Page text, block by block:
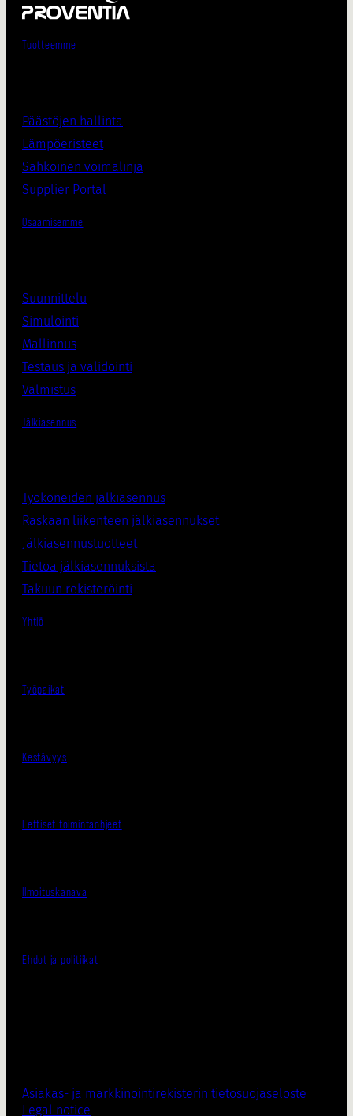
Tuotteemme
Päästöjen hallinta
Lämpöeristeet
Sähköinen voimalinja
Supplier Portal
Osaamisemme
Suunnittelu
Simulointi
Mallinnus
Testaus ja validointi
Valmistus
Jälkiasennus
Työkoneiden jälkiasennus
Raskaan liikenteen jälkiasennukset
Jälkiasennustuotteet
Tietoa jälkiasennuksista
Takuun rekisteröinti
Yhtiö
Työpaikat
Kestävyys
Eettiset toimintaohjeet
Ilmoituskanava
Ehdot ja politiikat
Asiakas- ja markkinointirekisterin tietosuojaseloste
Legal notice